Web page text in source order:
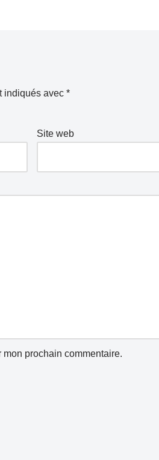
indiqués avec *
Site web
prochain commentaire.